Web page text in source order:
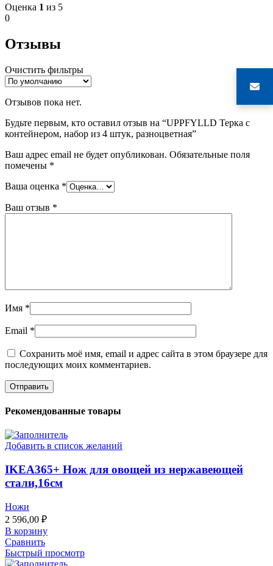
Оценка 1 из 5
0
Отзывы
Очистить фильтры
Отзывов пока нет.
Будьте первым, кто оставил отзыв на “UPPFYLLD Терка с
контейнером, набор из 4 штук, разноцветная”
Ваш адрес email не будет опубликован. Обязательные поля
помечены *
Ваша оценка *
Ваш отзыв *
Имя *
Email *
Сохранить моё имя, email и адрес сайта в этом браузере для
последующих моих комментариев.
Рекомендованные товары
Добавить в список желаний
IKEA365+ Нож для овощей из нержавеющей
стали,16см
Ножи
2 596,00 ₽
В корзину
Сравнить
Быстрый просмотр